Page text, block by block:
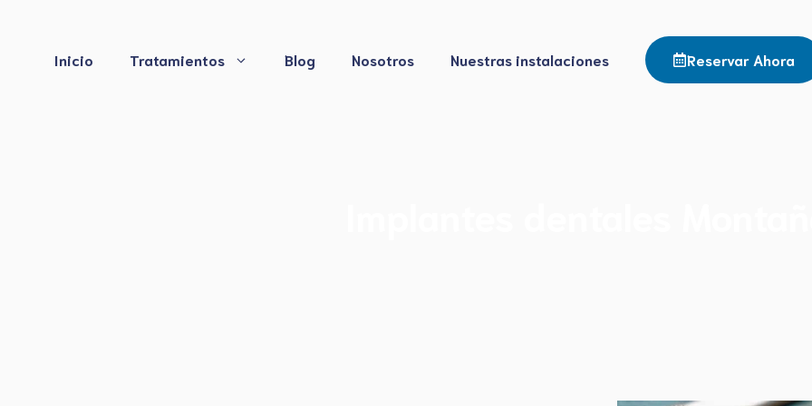
contenidoInicio Tratamientos Blog Nosotros Nuestras instalaciones Reservar Ahora